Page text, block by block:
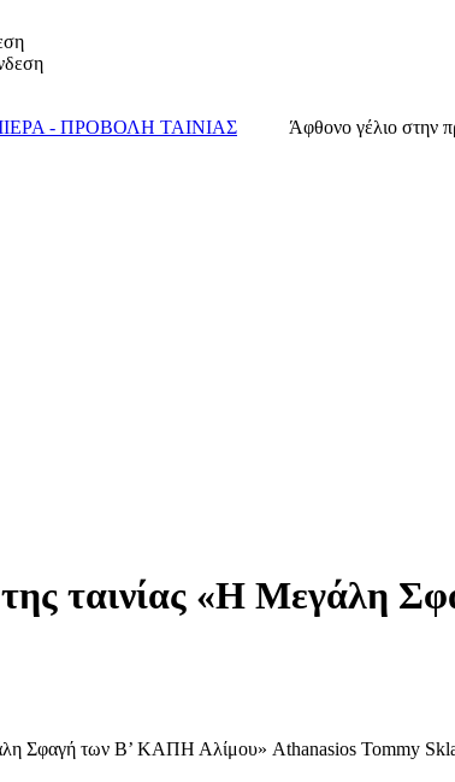
- ΠΡΟΒΟΛΗ ΤΑΙΝΙΑΣ Άφθονο γέλιο στην
της ταινίας «Η Μεγάλη
Σφαγή των Β’ ΚΑΠΗ Αλίμου» Athanasios